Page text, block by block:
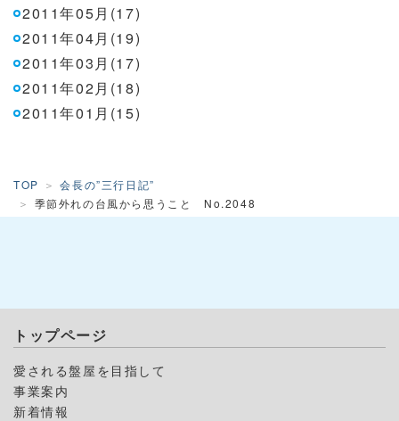
2011年05月(17)
2011年04月(19)
2011年03月(17)
2011年02月(18)
2011年01月(15)
TOP
会長の”三行日記”
季節外れの台風から思うこと No.2048
トップページ
愛される盤屋を目指して
事業案内
新着情報